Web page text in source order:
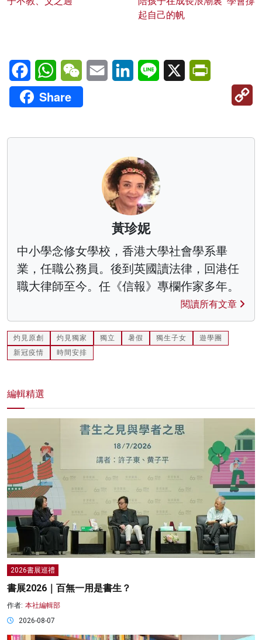
起自己的帆
FacebookWhatsAppWeChatEmail LinkedInLine X
Share
黃珍妮
中小學念修女學校，香港大學社會學系畢
業，任職公務員。後到英國讀法律，回港任
職大律師至今。任《信報》專欄作家多年。
閱讀所有文章
灼見原創 灼見獨家 獨立 暑假 獨生子女
遊學團
新冠疫情
時間安排
編輯精選
2026書展巡禮
書展2026｜百無一用是書生？
作者: 本社編輯部
2026-08-07